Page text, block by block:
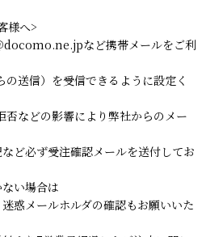
様へ>
など携帯メールをご利
送信）を受信できるように設定く
否などの影響により弊社からのメー
ど必ず受注確認メールを送付してお
い場合は
惑メールホルダの確認もお願いいた